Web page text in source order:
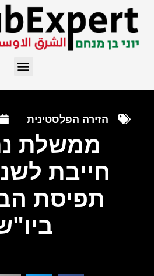
הזירה הפלסטינית
ממשלת
חייבת
תפיסת